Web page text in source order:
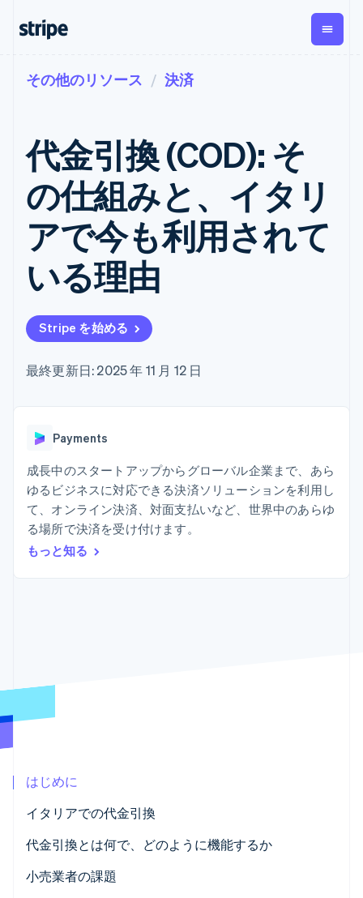
支払い
オンライン決
済
Managed
Payments
マーチャント
オブレコード
ソリューショ
ン
Payment links
コーディング
不要の決済ペ
ージ
Checkout
UI
Elements
ポーネント
決済手段
済手段を利用
対面支払い
Boost
決済成功率の
最適化
Link
スピーディー
な決済
収益
経常収益
Metronome
従量課金
サブスクリ
プション
サブスクリ
プションの
1 回限りまた
は継続
消費税と
VAT の自動
Recognition
自動化
ポート
Data
Pipeline
データの同
期
Global
Payouts
第三者
への入
金
プラッ
決済の
不正防止
Identity
オンライン本人確認
企業規模別
ユースケース別
エージェンティックコマ
ース
E コマース / ECサイト
埋込型金融
請求・財務関連
アプリ内決済
マーケットプレイス
資金管理
SaaS
AI 企業
クリエイターエコノミ―
ゲーム
ホスピタリティ、旅行、
レジャー
テインメント
ドキュメント
ライブラリと SDK
Stripe Apps
ガイド
オンライン決済を受け付
け
構築済みの決済を実装
マーケットプレイスを構
築する
サブスクリプションを管
従量課金請求を提供
のカードを発行
リソース
開発者のブログ
学ぶ
ガイド
サポート
サポートに問い合わせる
管理サポートプラン
プロフェッショナルサー
ビス
お問い合わせ
その他のリソース 決済
代金引換 (COD): そ
の仕組みと、イタリ
アで今も利用されて
いる理由
Stripe を始める
最終更新日: 2025 年 11 月 12 日
Payments
成長中のスタートアップからグローバル企業まで、あら
ゆるビジネスに対応できる決済ソリューションを利用し
て、オンライン決済、対面支払いなど、世界中のあらゆ
る場所で決済を受け付けます。
もっと知る
はじめに
イタリアでの代金引換
代金引換とは何で、どのように機能するか
小売業者の課題